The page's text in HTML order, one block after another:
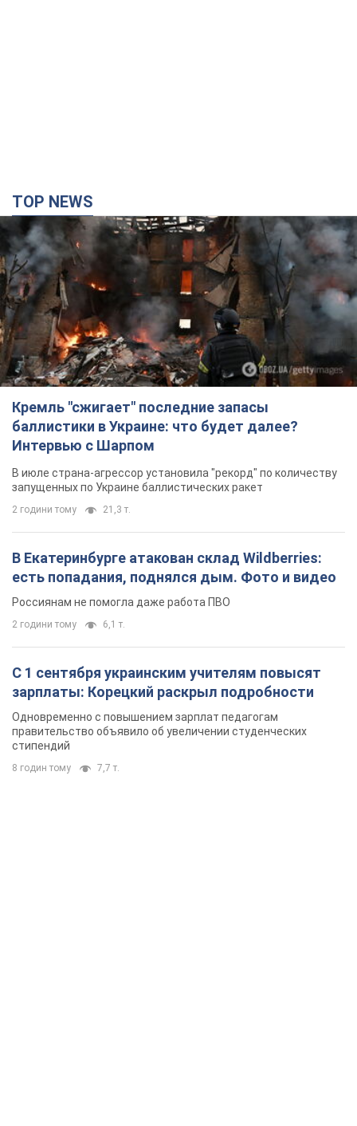
TOP NEWS
Кремль "сжигает" последние запасы
баллистики в Украине: что будет далее?
Интервью с Шарпом
В июле страна-агрессор установила "рекорд" по количеству
запущенных по Украине баллистических ракет
2 години тому 21,3 т.
В Екатеринбурге атакован склад Wildberries:
есть попадания, поднялся дым. Фото и видео
Россиянам не помогла даже работа ПВО
2 години тому 6,1 т.
С 1 сентября украинским учителям повысят
зарплаты: Корецкий раскрыл подробности
Одновременно с повышением зарплат педагогам
правительство объявило об увеличении студенческих
стипендий
8 годин тому 7,7 т.